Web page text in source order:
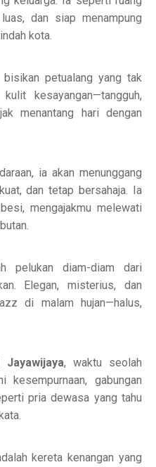
dan siap menampung
kota.
bisikan petualang yang tak
kesayangan—tangguh,
menantang hari dengan
ia akan menunggang
dan tetap bersahaja. Ia
mengajakmu melewati
pelukan diam-diam dari
Elegan, misterius, dan
di malam hujan—halus,
Jayawijaya, waktu seolah
gabungan
pria dewasa yang tahu
kereta kenangan yang